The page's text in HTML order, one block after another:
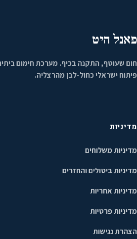
פאנל היט
חום שעוטף, התקנה בכיף. מערכת חימום
פיתוח ישראלי כחול-לבן מהרצליה.
מדיניות
מדיניות משלוחים
מדיניות ביטולים והחזרים
מדיניות אחריות
מדיניות פרטיות
הצהרת נגישות